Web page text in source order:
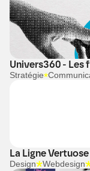
Univers360 - Les
Stratégie
La Ligne
Design Webdesign